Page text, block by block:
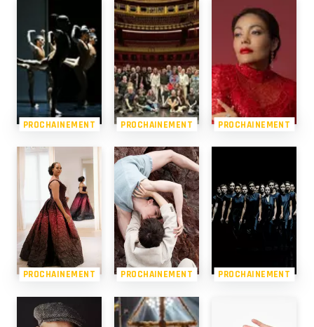
PROCHAINEMENT PROCHAINEMENT PROCHAINEMENT
PROCHAINEMENT PROCHAINEMENT PROCHAINEMENT